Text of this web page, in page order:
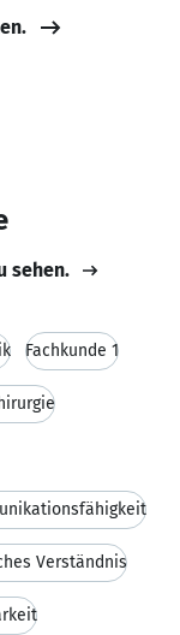
sehen.
Fachkunde 1
Verständnis